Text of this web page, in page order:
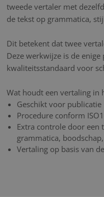
tweede vertaler met
de tekst op grammatica,
Dit betekent dat twee
Deze werkwijze is de
kwaliteitsstandaard voor
Wat houdt een vertaling in
Geschikt voor publicatie
Procedure conform
Extra controle door een
grammatica,
Vertaling op basis van